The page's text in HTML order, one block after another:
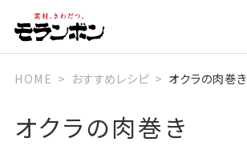
HOME おすすめレシピ オクラの肉巻き
オクラの肉巻き